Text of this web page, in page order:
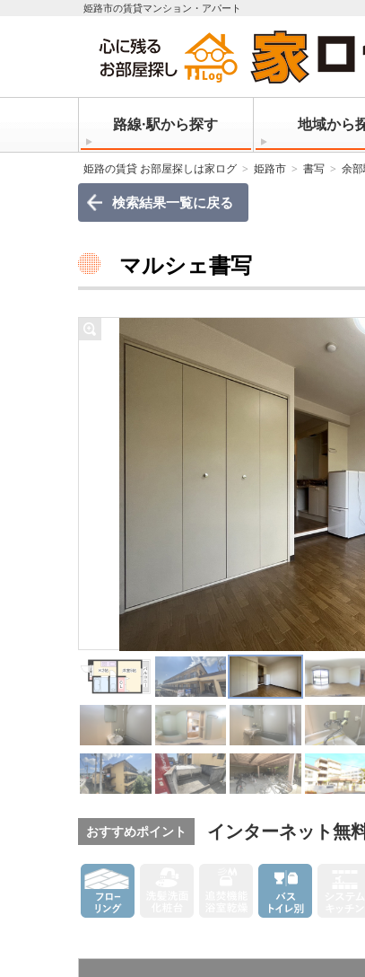
姫路市の賃貸マンション・アパート
路線·駅から探す 地域から
姫路の賃貸 お部屋探しは家ログ 姫路市 書写 余
検索結果一覧に戻る
マルシェ書写
おすすめポイント インターネット無